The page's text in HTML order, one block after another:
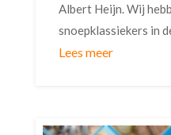
Albert Heijn. Wij
snoepklassiekers in
Lees meer